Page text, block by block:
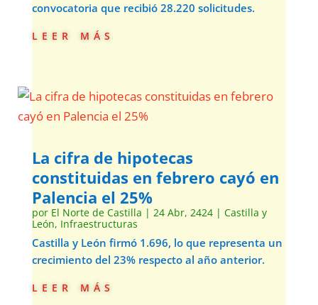
convocatoria que recibió 28.220 solicitudes.
leer más
La cifra de hipotecas
constituidas en febrero cayó en
Palencia el 25%
por El Norte de Castilla | 24 Abr, 2424| Castilla y
León, Infraestructuras
Castilla y León firmó 1.696, lo que representa un
crecimiento del 23% respecto al año anterior.
leer más